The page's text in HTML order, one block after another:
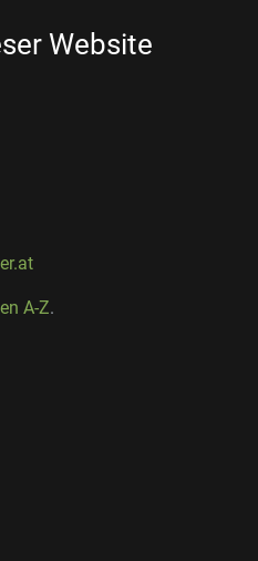
Website
A-Z.